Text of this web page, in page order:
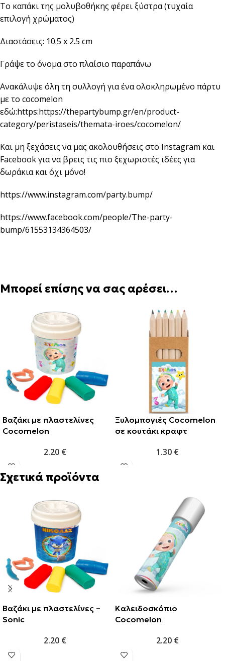
Το καπάκι της μολυβοθήκης φέρει ξύστρα (τυχαία
επιλογή χρώματος)
Διαστάσεις: 10.5 x 2.5 cm
Γράψε το όνομα στο πλαίσιο παραπάνω
Ανακάλυψε όλη τη συλλογή για ένα ολοκληρωμένο πάρτυ
με το cocomelon
εδώ:https:https://thepartybump.gr/en/product-
category/peristaseis/themata-iroes/cocomelon/
Και μη ξεχάσεις να μας ακολουθήσεις στο Instagram και
Facebook για να βρεις τις πιο ξεχωριστές ιδέες για
δωράκια και όχι μόνο!
https://www.instagram.com/party.bump/
https://www.facebook.com/people/The-party-
bump/61553134364503/
Μπορεί επίσης να σας αρέσει…
Βαζάκι με πλαστελίνες
Cocomelon
2.20 €
Ξυλομπογιές Cocomelon
σε κουτάκι κραφτ
1.30 €
Σχετικά προϊόντα
Βαζάκι με πλαστελίνες –
Sonic
2.20 €
Καλειδοσκόπιο
Cocomelon
2.20 €